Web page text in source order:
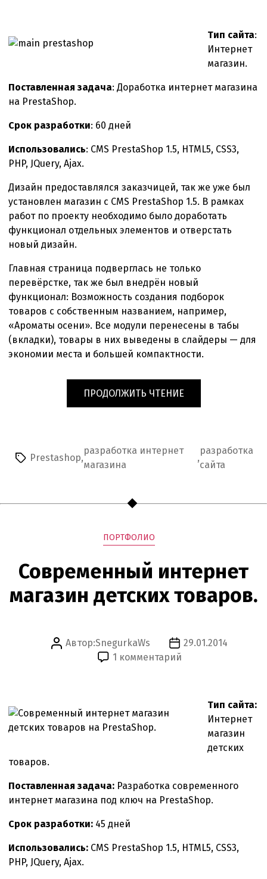
интернет
магазина
Тип сайта:
Интернет
магазин.
Поставленная задача: Доработка интернет магазина
на PrestaShop.
Срок разработки: 60 дней
Использовались: CMS PrestaShop 1.5, HTML5, CSS3,
PHP, JQuery, Ajax.
Дизайн предоставлялся заказчицей, так же уже был
установлен магазин с CMS PrestaShop 1.5. В рамках
работ по проекту необходимо было доработать
функционал отдельных элементов и отверстать
новый дизайн.
Главная страница подверглась не только
перевёрстке, так же был внедрён новый
функционал: Возможность создания подборок
товаров с собственным названием, например,
«Ароматы осени». Все модули перенесены в табы
(вкладки), товары в них выведены в слайдеры — для
экономии места и большей компактности.
ПРОДОЛЖИТЬ ЧТЕНИЕ«ДОРАБОТКА
ИНТЕРНЕТ
PRESTASHOP.»
Метки
Prestashop,
разработка интернет
магазина
,
разработка
сайта
Рубрики
ПОРТФОЛИО
Современный интернет
магазин детских товаров.
Автор
Автор:SnegurkaWs
Дата
записи
29.01.2014
1 комментарийк
интернет
магазин
Тип сайта:
Интернет
магазин
детских
товаров.
Поставленная задача: Разработка современного
интернет магазина под ключ на PrestaShop.
Срок разработки: 45 дней
Использовались: CMS PrestaShop 1.5, HTML5, CSS3,
PHP, JQuery, Ajax.